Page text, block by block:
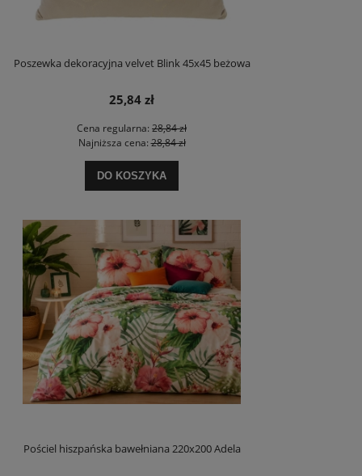
Poszewka dekoracyjna velvet Blink 45x45 beżowa
25,84 zł
Cena regularna: 28,84 zł
Najniższa cena:28,84 zł
DO KOSZYKA
Pościel hiszpańska bawełniana 220x200 Adela